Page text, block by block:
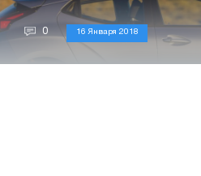
0 16 Января 2018